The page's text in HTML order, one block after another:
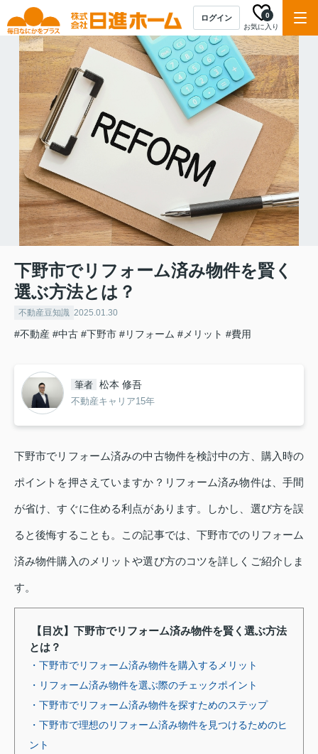
ログイン
お気に入り
0
下野市でリフォーム済み物件を賢く
選ぶ方法とは？
不動産豆知識 2025.01.30
#不動産 #中古 #下野市 #リフォーム #メリット #費用
筆者 松本 修吾
不動産キャリア15年
下野市でリフォーム済みの中古物件を検討中の方、購入時の
ポイントを押さえていますか？リフォーム済み物件は、手間
が省け、すぐに住める利点があります。しかし、選び方を誤
ると後悔することも。この記事では、下野市でのリフォーム
済み物件購入のメリットや選び方のコツを詳しくご紹介しま
す。
【目次】下野市でリフォーム済み物件を賢く選ぶ方法
とは？
・下野市でリフォーム済み物件を購入するメリット
・リフォーム済み物件を選ぶ際のチェックポイント
・下野市でリフォーム済み物件を探すためのステップ
・下野市で理想のリフォーム済み物件を見つけるためのヒ
ント